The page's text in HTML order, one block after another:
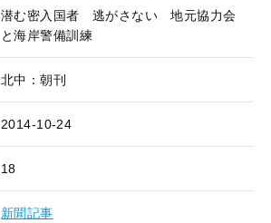
潜む密入国者 逃がさない 地元協力会
と海岸警備訓練
北中：朝刊
2014-10-24
18
新聞記事